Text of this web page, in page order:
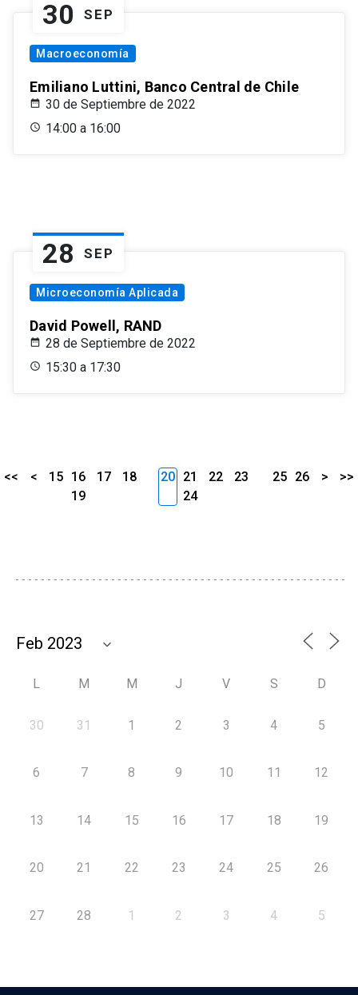
30 SEP
Macroeconomía
Emiliano Luttini, Banco Central de Chile
30 de Septiembre de 2022
14:00 a 16:00
28 SEP
Microeconomía Aplicada
David Powell, RAND
28 de Septiembre de 2022
15:30 a 17:30
<< < 15 16 17
18
19
20 21 22
23
24
25 26 > >>
L M M J V S D
30 31 1 2 3 4 5
6 7 8 9 10 11 12
13 14 15 16 17 18 19
20 21 22 23 24 25 26
27 28 1 2 3 4 5